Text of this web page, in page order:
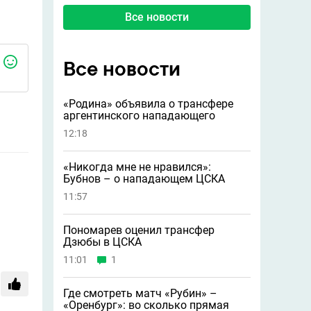
Все новости
Все новости
«Родина» объявила о трансфере
аргентинского нападающего
12:18
«Никогда мне не нравился»:
Бубнов – о нападающем ЦСКА
11:57
Пономарев оценил трансфер
Дзюбы в ЦСКА
11:01 1
Где смотреть матч «Рубин» –
«Оренбург»: во сколько прямая